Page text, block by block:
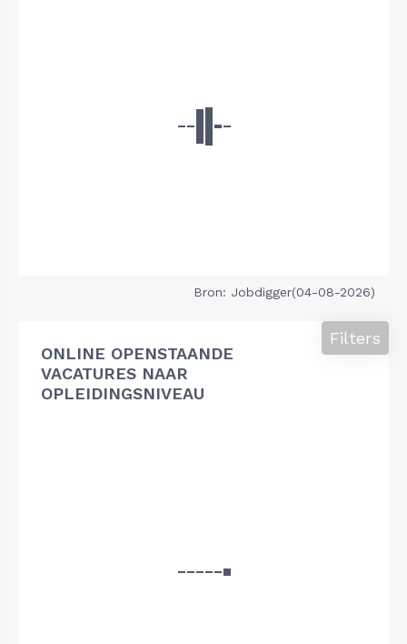
Bron: Jobdigger(04-08-2026)
ONLINE OPENSTAANDE
VACATURES NAAR
OPLEIDINGSNIVEAU
Filters